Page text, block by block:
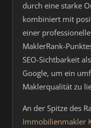
durch eine starke
kombiniert mit
einer
MaklerRank-
SEO-Sichtbarkeit
Google, um ein
Maklerqualität zu
An der Spitze des
Immobilienmakler